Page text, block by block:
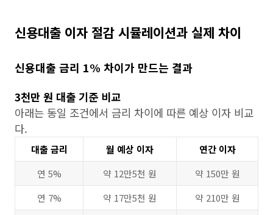
신용대출 이자 절감 시뮬레이션과 실제 차이
신용대출 금리 1% 차이가 만드는 결과
3천만 원 대출 기준 비교
아래는 동일 조건에서 금리 차이에 따른 예상 이자 비교
다.
대출 금리 월 예상 이자
연간 이자
연 5%
약 12만5천 원
약 150만 원
연 7%
약 17만5천 원
약 210만 원